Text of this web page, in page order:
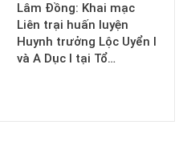
Lâm Đồng: Khai mạc
Liên trại huấn luyện
Huynh trưởng Lộc Uyển I
và A Dục I tại Tổ…